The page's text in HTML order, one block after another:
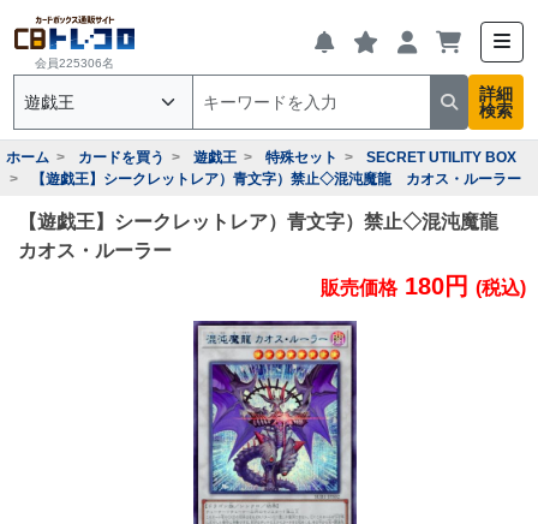
会員225306名
詳細
検索
ホーム カードを買う 遊戯王 特殊セット
SECRET UTILITY BOX
【遊戯王】シークレットレア）青文字）禁止◇混沌魔龍 カオス・ルーラー
【遊戯王】シークレットレア）青文字）禁止◇混沌魔龍
カオス・ルーラー
販売価格 180円 (税込)